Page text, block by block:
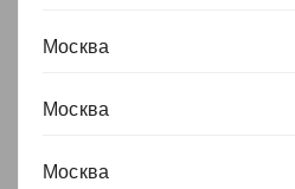
Москва
Москва
Москва